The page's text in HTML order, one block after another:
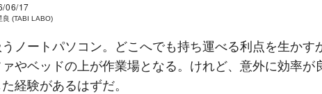
06/17
良 (TABI LABO)
ノートパソコン。どこへでも持ち運べる利点を生かす
やベッドの上が作業場となる。けれど、意外に効率が
経験があるはずだ。